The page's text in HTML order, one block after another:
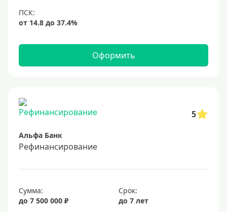
Сумма
1000000 руб
1200000 руб
1300000 руб
1500000 руб
1600000 руб
2 миллиона
Оформить
5
Альфа Банк
Рефинансирование
Сумма:
до 7 500 000 ₽
Срок:
до 7 лет